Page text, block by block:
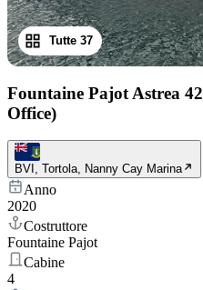
Tutte 37
Fountaine Pajot Astrea 42
Office)
BVI, Tortola, Nanny Cay Marina
Anno
2020
Costruttore
Fountaine Pajot
Cabine
4